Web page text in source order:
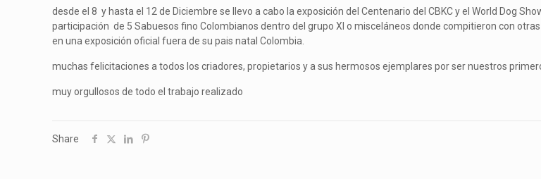
desde el 8 y hasta el 12 de Diciembre se llevo a cabo la exposición del Centenario del CBKC y el World Dog
participación de 5 Sabuesos fino Colombianos dentro del grupo XI o misceláneos donde compitieron con
en una exposición oficial fuera de su pais natal Colombia.
muchas felicitaciones a todos los criadores, propietarios y a sus hermosos ejemplares por ser nuestros
muy orgullosos de todo el trabajo realizado
Share